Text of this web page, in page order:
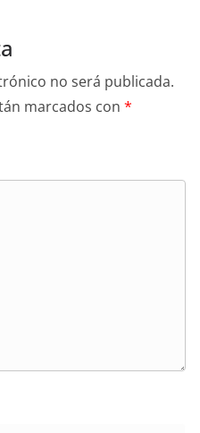
no será publicada.
marcados con *